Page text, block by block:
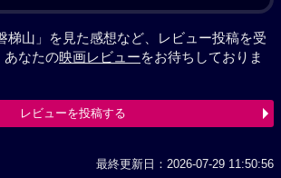
梯山」を見た感想など、レビュー投稿を受
あなたの映画レビューをお待ちしておりま
レビューを投稿する
最終更新日：2026-07-29 11:50:56